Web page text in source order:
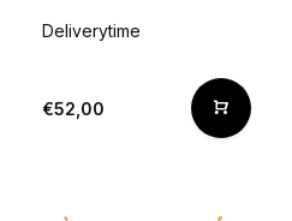
Deliverytime
€52,00